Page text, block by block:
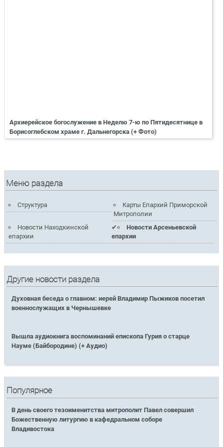
Архиерейское богослужение в Неделю 7-ю по Пятидесятнице в
Борисоглебском храме г. Дальнегорска (+ Фото)
Меню раздела
Структура
Карты Епархий Приморской
Митрополии
Новости Находкинской
епархии
Новости Арсеньевской
епархии
Другие новости раздела
Духовная беседа о главном: иерей Владимир Пыжиков посетил
военнослужащих в Чернышевке
Вышла аудиокнига воспоминаний епископа Гурия о старце
Науме (Байбородине) (+ Аудио)
Популярное
В день своего тезоименитства митрополит Павел совершил
Божественную литургию в кафедральном соборе
Владивостока